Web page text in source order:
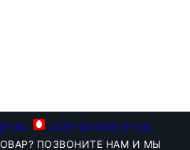
34
+375-33-918-21-34
ПОЗВОНИТЕ НАМ И МЫ